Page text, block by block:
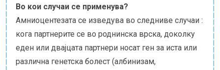
Во кои случаи се применува?
Амниоцентезата се изведува во следниве случаи :
кога партнерите се во роднинска врска, доколку
еден или двајцата партнери носат ген за иста или
различна генетска болест (албинизам,